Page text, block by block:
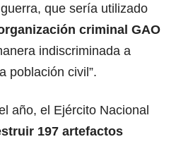
que sería utilizado
criminal GAO
indiscriminada a
población civil”.
año, el Ejército Nacional
197 artefactos